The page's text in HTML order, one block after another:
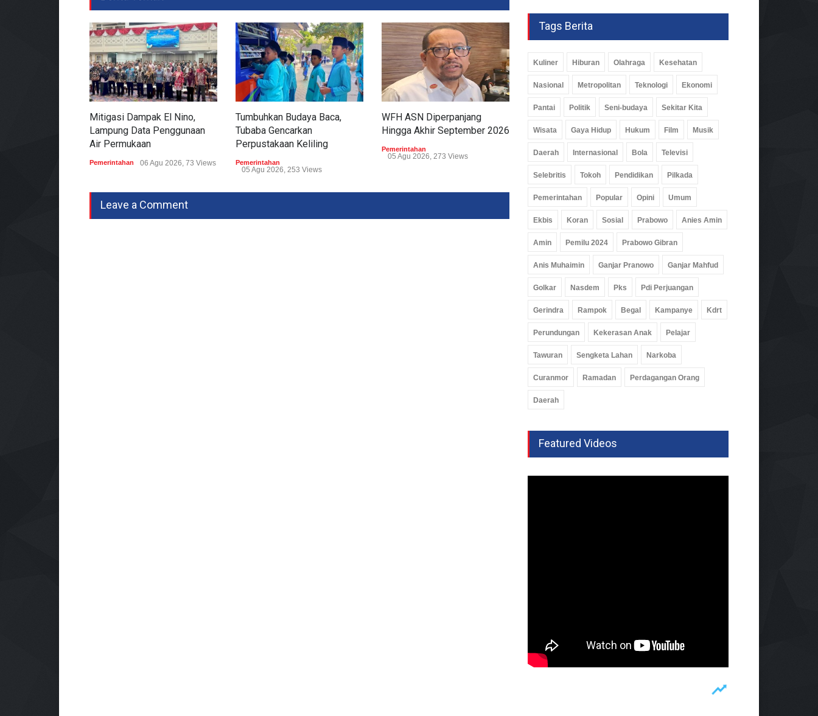
Mitigasi Dampak El Nino,
Lampung Data Penggunaan
Air Permukaan
Pemerintahan 06 Agu 2026, 73 Views
Tumbuhkan Budaya Baca,
Tubaba Gencarkan
Perpustakaan Keliling
Pemerintahan
05 Agu 2026, 253 Views
WFH ASN Diperpanjang
Hingga Akhir September 2026
Pemerintahan
05 Agu 2026, 273 Views
Peluncuran Satelit Lampung-1
Leave a Comment
Tags Berita
Kuliner Hiburan Olahraga Kesehatan
Nasional Metropolitan Teknologi Ekonomi
Pantai Politik Seni-budaya Sekitar Kita
Wisata Gaya Hidup Hukum Film Musik
Daerah Internasional Bola Televisi
Selebritis Tokoh Pendidikan Pilkada
Pemerintahan Popular Opini Umum
Ekbis Koran Sosial Prabowo Anies Amin
Amin Pemilu 2024 Prabowo Gibran
Anis Muhaimin Ganjar Pranowo Ganjar Mahfud
Golkar Nasdem Pks Pdi Perjuangan
Gerindra Rampok Begal Kampanye Kdrt
Perundungan Kekerasan Anak Pelajar
Tawuran Sengketa Lahan Narkoba
Curanmor Ramadan Perdagangan Orang
Daerah
Featured Videos